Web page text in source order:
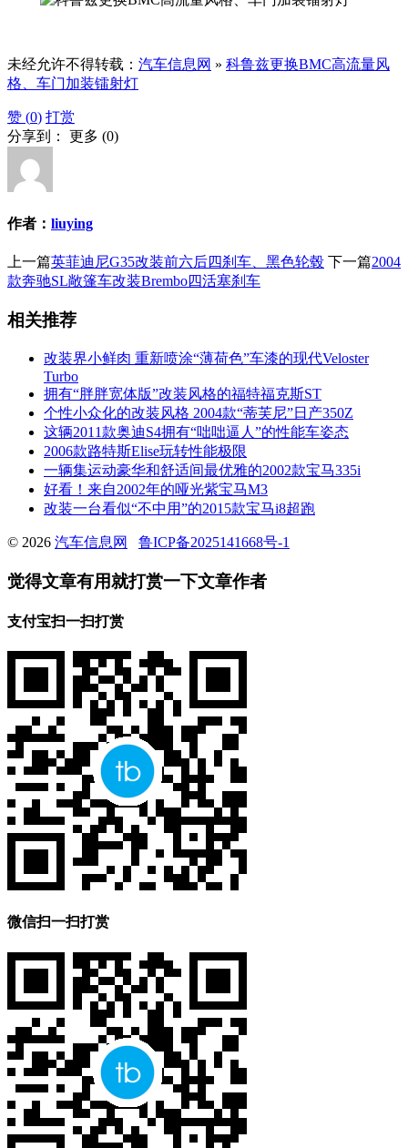
未经允许不得转载： 汽车信息网 » 科鲁兹更换BMC高流量风
格、车门加装镭射灯
赞 (0) 打赏
分享到： 更多 (0)
作者： liuying
上一篇英菲迪尼G35改装前六后四刹车、黑色轮毂 下一篇2004
款奔驰SL敞篷车改装Brembo四活塞刹车
相关推荐
改装界小鲜肉 重新喷涂“薄荷色”车漆的现代Veloster
Turbo
拥有“胖胖宽体版”改装风格的福特福克斯ST
个性小众化的改装风格 2004款“蒂芙尼”日产350Z
这辆2011款奥迪S4拥有“咄咄逼人”的性能车姿态
2006款路特斯Elise玩转性能极限
一辆集运动豪华和舒适间最优雅的2002款宝马335i
好看！来自2002年的哑光紫宝马M3
改装一台看似“不中用”的2015款宝马i8超跑
© 2026 汽车信息网 鲁ICP备2025141668号-1
觉得文章有用就打赏一下文章作者
支付宝扫一扫打赏
微信扫一扫打赏